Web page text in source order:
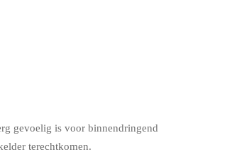
gevoelig is voor binnendringend
terechtkomen.